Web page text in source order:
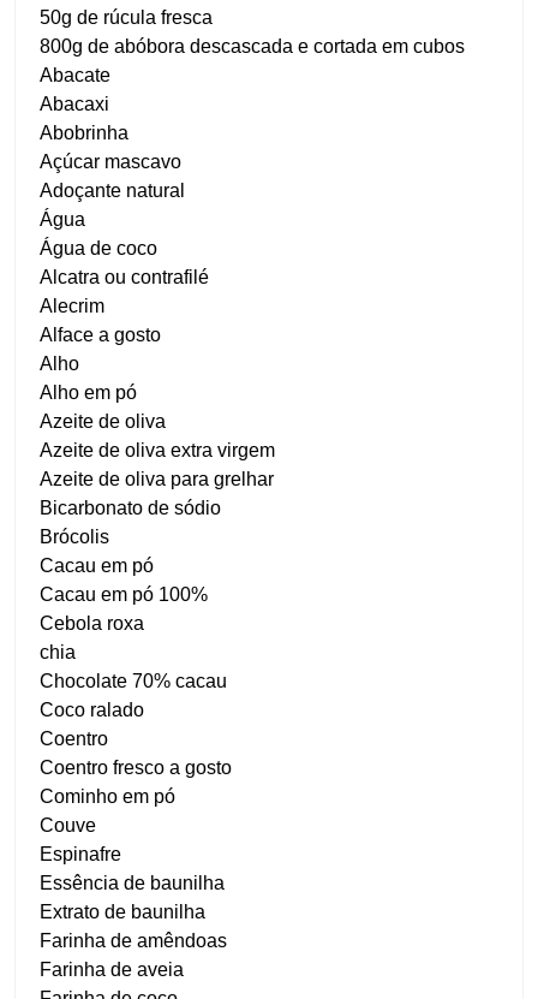
50g de rúcula fresca
800g de abóbora descascada e cortada em cubos
Abacate
Abacaxi
Abobrinha
Açúcar mascavo
Adoçante natural
Água
Água de coco
Alcatra ou contrafilé
Alecrim
Alface a gosto
Alho
Alho em pó
Azeite de oliva
Azeite de oliva extra virgem
Azeite de oliva para grelhar
Bicarbonato de sódio
Brócolis
Cacau em pó
Cacau em pó 100%
Cebola roxa
chia
Chocolate 70% cacau
Coco ralado
Coentro
Coentro fresco a gosto
Cominho em pó
Couve
Espinafre
Essência de baunilha
Extrato de baunilha
Farinha de amêndoas
Farinha de aveia